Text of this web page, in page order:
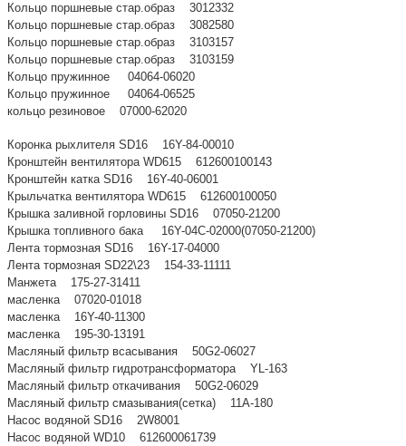
Кольцо поршневые стар.образ 3012332
Кольцо поршневые стар.образ 3082580
Кольцо поршневые стар.образ 3103157
Кольцо поршневые стар.образ 3103159
Кольцо пружинное 04064-06020
Кольцо пружинное 04064-06525
кольцо резиновое 07000-62020
Коронка рыхлителя SD16 16Y-84-00010
Кронштейн вентилятора WD615 612600100143
Кронштейн катка SD16 16Y-40-06001
Крыльчатка вентилятора WD615 612600100050
Крышка заливной горловины SD16 07050-21200
Крышка топливного бака 16Y-04C-02000(07050-21200)
Лента тормозная SD16 16Y-17-04000
Лента тормозная SD22\23 154-33-11111
Манжета 175-27-31411
масленка 07020-01018
масленка 16Y-40-11300
масленка 195-30-13191
Масляный фильтр всасывания 50G2-06027
Масляный фильтр гидротрансформатора YL-163
Масляный фильтр откачивания 50G2-06029
Масляный фильтр смазывания(сетка) 11A-180
Насос водяной SD16 2W8001
Насос водяной WD10 612600061739